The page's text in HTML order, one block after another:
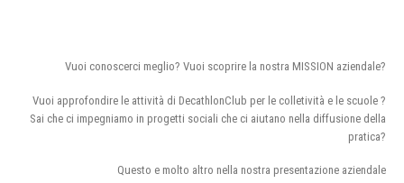
Vuoi conoscerci meglio? Vuoi scoprire la nostra MISSION aziendale?
Vuoi approfondire le attività di DecathlonClub per le colletività e le scuole ?
Sai che ci impegniamo in progetti sociali che ci aiutano nella diffusione della
pratica?
Questo e molto altro nella nostra presentazione aziendale